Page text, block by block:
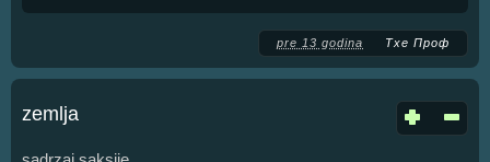
pre 13 godina Тхе Проф
zemlja